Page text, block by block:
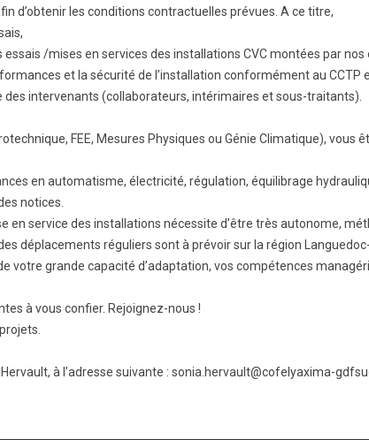
d’obtenir les conditions contractuelles prévues. A ce titre,
/mises en services des installations CVC montées par nos
et la sécurité de l’installation conformément au CCTP
des intervenants (collaborateurs, intérimaires et sous-traitants).
FEE, Mesures Physiques ou Génie Climatique), vous
en automatisme, électricité, régulation, équilibrage
notices.
en service des installations nécessite d’être très autonome,
déplacements réguliers sont à prévoir sur la région
votre grande capacité d’adaptation, vos compétences
à vous confier. Rejoignez-nous !
à l’adresse suivante : sonia.hervault@cofelyaxima-